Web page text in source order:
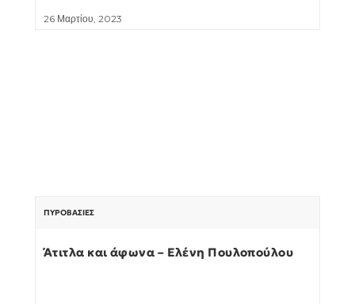
26 Μαρτίου, 2023
ΠΥΡΟΒΑΣΊΕΣ
Άτιτλα και άφωνα – Ελένη Πουλοπούλου